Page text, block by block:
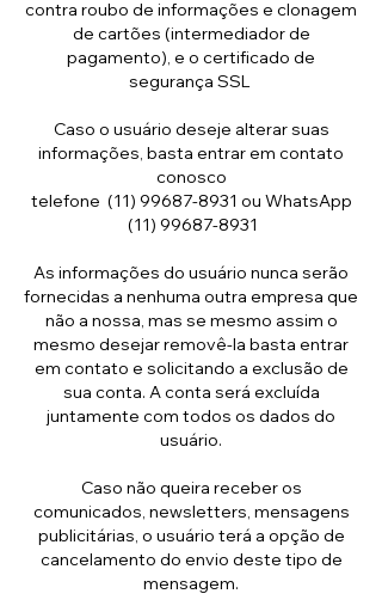
contra roubo de informações e clonagem
de cartões (intermediador de
pagamento), e o certificado de
segurança SSL
Caso o usuário deseje alterar suas
informações, basta entrar em contato
conosco
telefone (11) 99687-8931 ou WhatsApp
(11) 99687-8931
As informações do usuário nunca serão
fornecidas a nenhuma outra empresa que
não a nossa, mas se mesmo assim o
mesmo desejar removê-la basta entrar
em contato e solicitando a exclusão de
sua conta. A conta será excluída
juntamente com todos os dados do
usuário.
Caso não queira receber os
comunicados, newsletters, mensagens
publicitárias, o usuário terá a opção de
cancelamento do envio deste tipo de
mensagem.